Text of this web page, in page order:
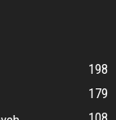
198
179